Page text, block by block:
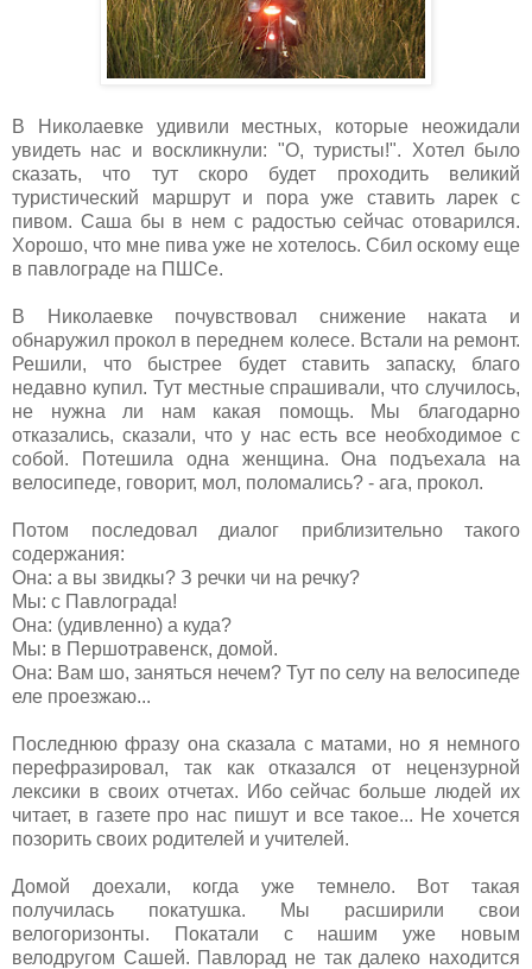
В Николаевке удивили местных, которые неожидали
увидеть нас и воскликнули: "О, туристы!". Хотел было
сказать, что тут скоро будет проходить великий
туристический маршрут и пора уже ставить ларек с
пивом. Саша бы в нем с радостью сейчас отоварился.
Хорошо, что мне пива уже не хотелось. Сбил оскому еще
в павлограде на ПШСе.
В Николаевке почувствовал снижение наката и
обнаружил прокол в переднем колесе. Встали на ремонт.
Решили, что быстрее будет ставить запаску, благо
недавно купил. Тут местные спрашивали, что случилось,
не нужна ли нам какая помощь. Мы благодарно
отказались, сказали, что у нас есть все необходимое с
собой. Потешила одна женщина. Она подъехала на
велосипеде, говорит, мол, поломались? - ага, прокол.
Потом последовал диалог приблизительно такого
содержания:
Она: а вы звидкы? З речки чи на речку?
Мы: с Павлограда!
Она: (удивленно) а куда?
Мы: в Першотравенск, домой.
Она: Вам шо, заняться нечем? Тут по селу на велосипеде
еле проезжаю...
Последнюю фразу она сказала с матами, но я немного
перефразировал, так как отказался от нецензурной
лексики в своих отчетах. Ибо сейчас больше людей их
читает, в газете про нас пишут и все такое... Не хочется
позорить своих родителей и учителей.
Домой доехали, когда уже темнело. Вот такая
получилась покатушка. Мы расширили свои
велогоризонты. Покатали с нашим уже новым
велодругом Сашей. Павлорад не так далеко находится